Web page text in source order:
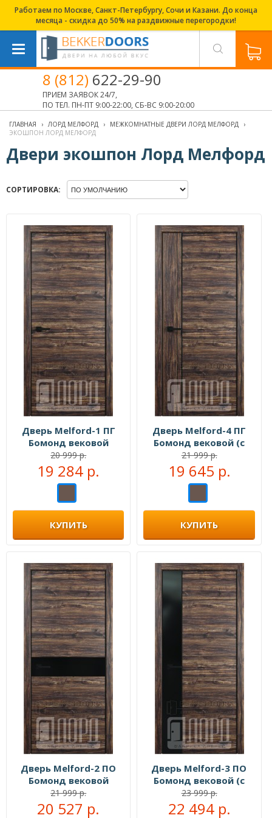
Работаем по Москве, Санкт-Петербургу, Сочи и Казани. До конца
месяца - скидка до 50% на раздвижные перегородки!
8 (812) 622-29-90
ПРИЕМ ЗАЯВОК 24/7,
ПО ТЕЛ. ПН-ПТ 9:00-22:00, СБ-ВС 9:00-20:00
ГЛАВНАЯ › ЛОРД МЕЛФОРД › МЕЖКОМНАТНЫЕ ДВЕРИ ЛОРД МЕЛФОРД
›
ЭКОШПОН ЛОРД МЕЛФОРД
Двери экошпон Лорд Мелфорд
СОРТИРОВКА:
Дверь Melford-1 ПГ
Бомонд вековой
20 999 р.
19 284 р.
КУПИТЬ
Дверь Melford-4 ПГ
Бомонд вековой (с
чёрным молдингом)
21 999 р.
19 645 р.
КУПИТЬ
Дверь Melford-2 ПО
Бомонд вековой
21 999 р.
20 527 р.
Дверь Melford-3 ПО
Бомонд вековой (с
чёрным молдингом)
23 999 р.
22 494 р.